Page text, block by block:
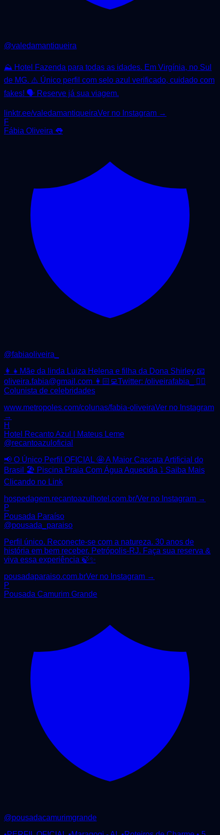
@valedamantiqueira
⛰ Hotel Fazenda para todas as idades. Em Virgínia, no Sul
de MG. ⚠️ Único perfil com selo azul verificado, cuidado com
fakes! 🗣 Reserve já sua viagem.
linktr.ee/valedamantiqueiraVer no Instagram →
F
Fábia Oliveira 👅
@fabiaoliveira_
👩‍👧Mãe da linda Luiza Helena e filha da Dona Shirley 📧
oliveira.fabia@gmail.com 👩🏻‍💻Twitter: /oliveirafabia_ 👇🏻
Colunista de celebridades
www.metropoles.com/colunas/fabia-oliveiraVer no Instagram
→
H
Hotel Recanto Azul | Mateus Leme
@recantoazuloficial
📢 O Único Perfil OFICIAL 🤩 A Maior Cascata Artificial do
Brasil 🏖️ Piscina Praia Com Água Aquecida ⤵️ Saiba Mais
Clicando no Link
hospedagem.recantoazulhotel.com.br/Ver no Instagram →
P
Pousada Paraíso
@pousada_paraiso
Perfil único. Reconecte-se com a natureza. 30 anos de
história em bem receber. Petrópolis-RJ. Faça sua reserva &
viva essa experiência 🍃✨
pousadaparaiso.com.brVer no Instagram →
P
Pousada Camurim Grande
@pousadacamurimgrande